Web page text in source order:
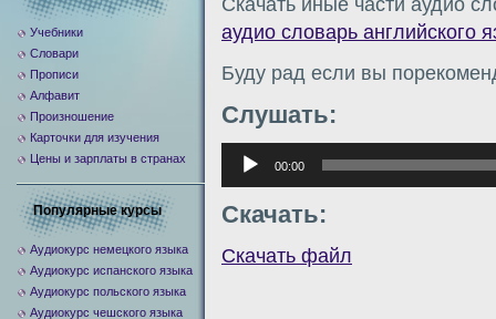
Скачать иные части аудио
аудио словарь английского
Буду рад если вы
Слушать:
Аудиоплеер
00:00
Скачать:
Скачать файл
Учебники
Словари
Прописи
Алфавит
Произношение
Карточки для изучения
Цены и зарплаты в странах
Популярные курсы
Аудиокурс немецкого языка
Аудиокурс испанского языка
Аудиокурс польского языка
Аудиокурс чешского языка